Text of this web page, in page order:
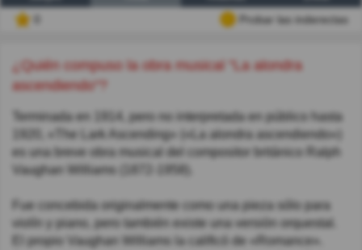
Probar las inderectas
¿Quién compuso la obra musical "La alondra
ascendiendo"?
Terminada en 1914, pero no interpretada en público hasta
1920, «The Lark Ascending» («La alondra ascendiendo»)
es una breve obra musical del compositor británico Ralph
Vaughan Williams (1872-1958).
Fue concebida originalmente como una pieza sólo para
violín y piano, pero también existe una versión orquestal.
El propio Vaughan Williams la calificó de «Romance».